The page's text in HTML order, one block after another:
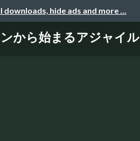
hide ads and more …
から始まるアジャイル